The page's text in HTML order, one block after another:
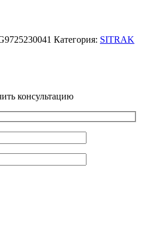
Категория: SITRAK
консультацию